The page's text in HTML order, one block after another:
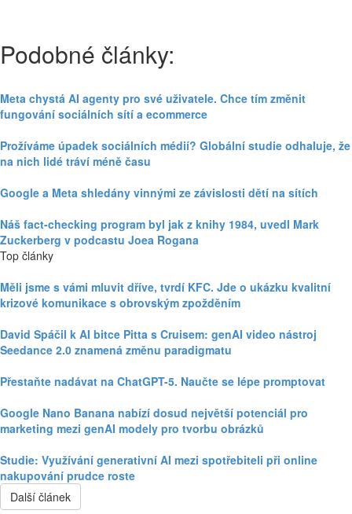
Podobné články:
Meta chystá AI agenty pro své uživatele. Chce tím změnit
fungování sociálních sítí a ecommerce
Prožíváme úpadek sociálních médií? Globální studie odhaluje, že
na nich lidé tráví méně času
Google a Meta shledány vinnými ze závislosti dětí na sítích
Náš fact-checking program byl jak z knihy 1984, uvedl Mark
Zuckerberg v podcastu Joea Rogana
Top články
Měli jsme s vámi mluvit dříve, tvrdí KFC. Jde o ukázku kvalitní
krizové komunikace s obrovským zpožděním
David Spáčil k AI bitce Pitta s Cruisem: genAI video nástroj
Seedance 2.0 znamená změnu paradigmatu
Přestaňte nadávat na ChatGPT-5. Naučte se lépe promptovat
Google Nano Banana nabízí dosud největší potenciál pro
marketing mezi genAI modely pro tvorbu obrázků
Studie: Využívání generativní AI mezi spotřebiteli při online
nakupování prudce roste
Další článek